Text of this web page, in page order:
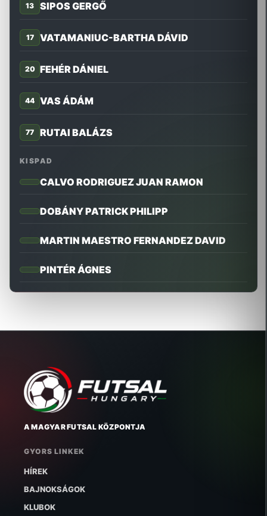
13 SIPOS GERGŐ
17 VATAMANIUC-BARTHA DÁVID
20 FEHÉR DÁNIEL
44 VAS ÁDÁM
77 RUTAI BALÁZS
KISPAD
CALVO RODRIGUEZ JUAN RAMON
DOBÁNY PATRICK PHILIPP
MARTIN MAESTRO FERNANDEZ DAVID
PINTÉR ÁGNES
A MAGYAR FUTSAL KÖZPONTJA
GYORS LINKEK
HÍREK
BAJNOKSÁGOK
KLUBOK